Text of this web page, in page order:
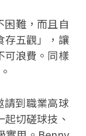
難，而且自
存五觀」，讓
可浪費。同樣
到職業高球
切磋球技、